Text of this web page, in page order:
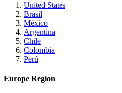
United States
Brasil
México
Argentina
Chile
Colombia
Perú
Europe Region